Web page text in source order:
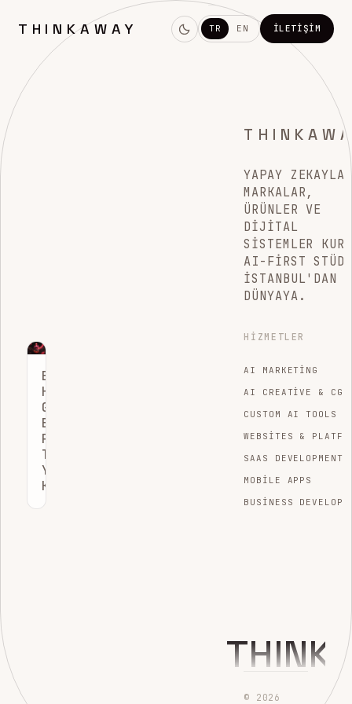
THINKAWAY TR EN İLETIŞIM
BÜYÜMEYI
HIZLANDIRAN
GÜÇLÜ
BIR
PAZARLAMA
TEKNOLOJISI
YIĞINI
KURMAK
YAPAY ZEKAYLA
MARKALAR,
ÜRÜNLER VE
DIJITAL
SISTEMLER
AI-FIRST
İSTANBUL'DAN
DÜNYAYA.
HIZMETLER
AI MARKETING
AI CREATIVE & CGI
CUSTOM AI TOOLS
WEBSITES &
SAAS DEVELOPMENT
MOBILE APPS
BUSINESS
© 2026